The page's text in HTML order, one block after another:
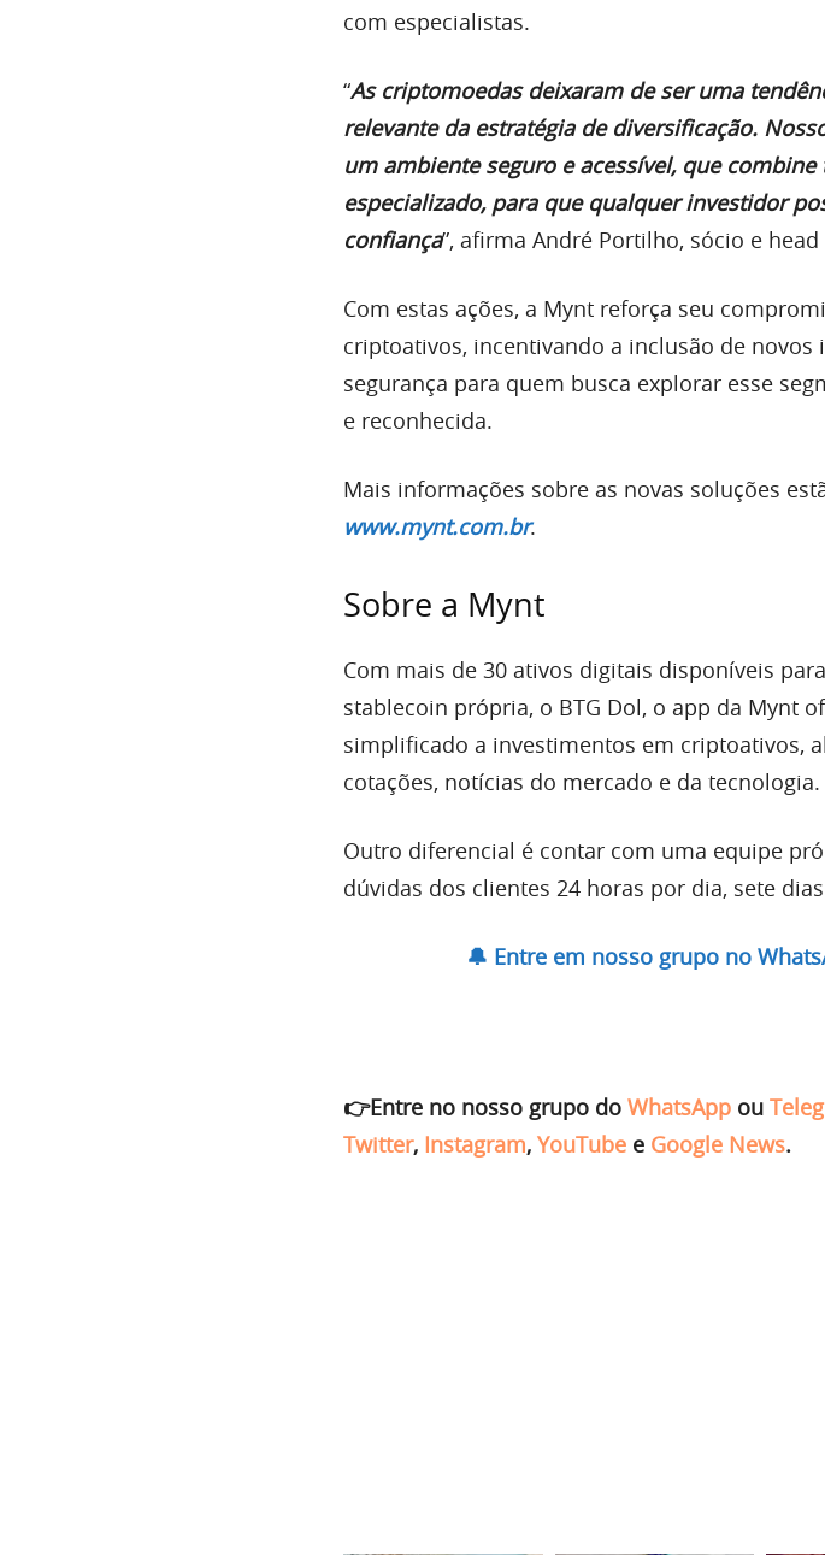
com especialistas.
“As criptomoedas deixaram de ser uma
relevante da estratégia de diversificação.
um ambiente seguro e acessível, que
especializado, para que qualquer investidor
confiança”, afirma André Portilho, sócio e
Com estas ações, a Mynt reforça seu
criptoativos, incentivando a inclusão de novos
segurança para quem busca explorar esse
e reconhecida.
Mais informações sobre as novas soluções
www.mynt.com.br.
Sobre a Mynt
Com mais de 30 ativos digitais disponíveis
stablecoin própria, o BTG Dol, o app da Mynt
simplificado a investimentos em criptoativos,
cotações, notícias do mercado e da tecnologia.
Outro diferencial é contar com uma equipe
dúvidas dos clientes 24 horas por dia, sete
🔔 Entre em nosso grupo no
👉Entre no nosso grupo do WhatsApp ou
Twitter, Instagram, YouTube e Google News.